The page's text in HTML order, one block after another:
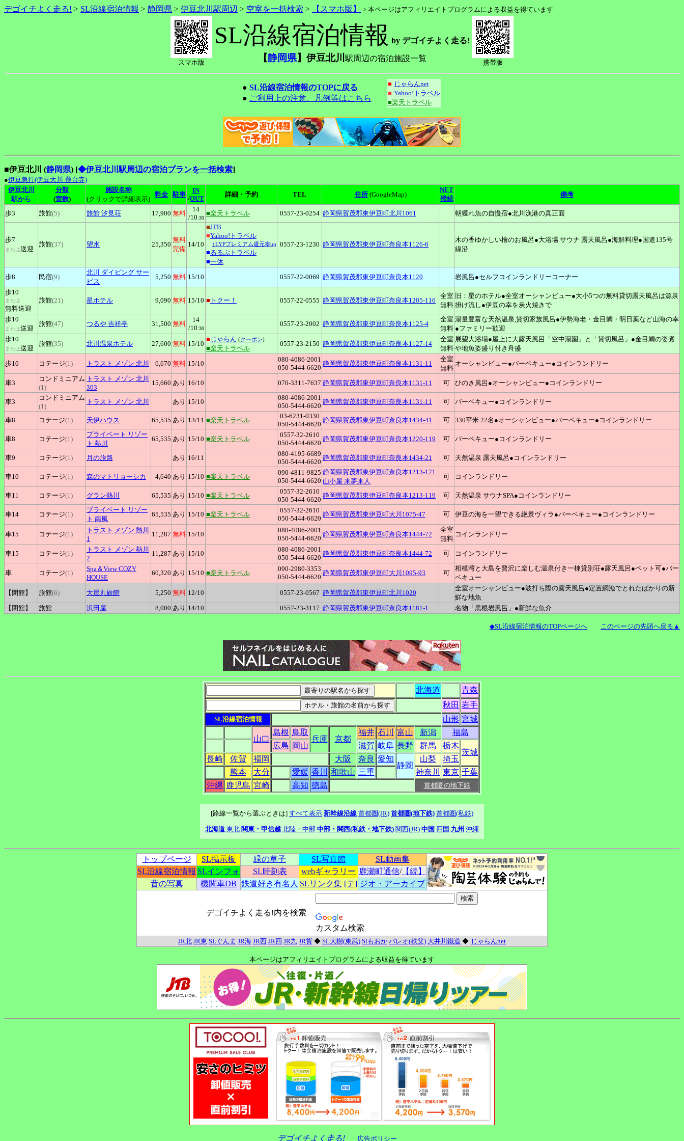
デゴイチよく走る! > SL沿線宿泊情報 > 静岡県 > 伊豆北川駅周辺 > 空室を一括検索 > 【スマホ版】 > 本ページはアフィリエイトプログラムによる収益を得ています
スマホ版
SL沿線宿泊情報 by デゴイチよく走る!
【静岡県】伊豆北川 駅周辺の宿泊施設一覧 携帯版
● SL沿線宿泊情報のTOPに戻る
● ご利用上の注意、凡例等はこちら
■ じゃらんnet
■ Yahoo!トラベル
■楽天トラベル
■伊豆北川 (静岡県) [◆伊豆北川駅周辺の宿泊プランを一括検索]
●伊豆急行(伊豆大川-蓮台寺)
伊豆北川
駅から
分類
(室数)
施設名称
(クリックで詳細表示)
料金 駐車
IN
/OUT
詳細・予約 TEL 住所(GoogleMap)
NET
接続
備考
歩3 旅館(5) 旅館 汐見荘 17,900 無料
14
/10:30
■楽天トラベル 0557-23-0254 静岡県賀茂郡東伊豆町北川1061 朝獲れ魚の自慢宿●北川漁港の真正面
歩7
または送迎
旅館(37) 望水 25,350
無料
完備
14/10
■JTB
■Yahoo!トラベル
↑LYPプレミアム還元率up
■るるぶトラベル
■一休
0557-23-1230 静岡県賀茂郡東伊豆町奈良本1126-6
木の香ゆかしい檜のお風呂●大浴場 サウナ 露天風呂●海鮮料理●国道135号
線沿
歩8 民宿(9)
北川 ダイビング サー
ビス
5,250 無料 15/10 0557-22-0069 静岡県賀茂郡東伊豆町奈良本1120
岩風呂●セルフコインランドリーコーナー
歩10
または
無料送迎
旅館(21) 星ホテル 9,090 無料 15/10 ■ トクー！ 0557-22-0555 静岡県賀茂郡東伊豆町奈良本1205-116
全室
無料
旧：星のホテル●全室オーシャンビュー●大小5つの無料貸切露天風呂は源泉
掛け流し●伊豆の幸を炭火焼きで
歩10
または送迎
旅館(47) つるや 吉祥亭 31,500 無料
14
/10:30
0557-23-2002 静岡県賀茂郡東伊豆町奈良本1125-4
全室
無料
湯量豊富な天然温泉,貸切家族風呂●伊勢海老・金目鯛・明日葉など山海の幸
●ファミリー歓迎
歩10
または送迎
旅館(35) 北川温泉ホテル 27,600 無料 15/10
■ じゃらん (クーポン)
■楽天トラベル
0557-23-2150 静岡県賀茂郡東伊豆町奈良本1127-14
全室
無料
展望大浴場●屋上に大露天風呂「空中湯園」と「貸切風呂」●金目鯛の姿煮
や地魚姿盛り付き舟盛
歩10
コテージ(1) トラスト メゾン 北川 6,670 無料 15/10
080-4086-2001
050-5444-6620
静岡県賀茂郡東伊豆町奈良本1131-11
全室
無料
オーシャンビュー●バーベキュー●コインランドリー
車3
コンドミニアム
(1)
トラスト メゾン 北川
303
15,660 あり 16/10 070-3311-7637 静岡県賀茂郡東伊豆町奈良本1131-11 可 ひのき風呂●オーシャンビュー●コインランドリー
車3
コンドミニアム
(1)
トラスト メゾン 北川 あり 15/10
080-4086-2001
050-5444-6620
静岡県賀茂郡東伊豆町奈良本1131-11 可 バーベキュー●コインランドリー
車8 コテージ(1) 天伊ハウス 65,535 あり 13/11 ■楽天トラベル
03-6231-0330
050-5444-6620
静岡県賀茂郡東伊豆町奈良本1434-41 可 330平米 22名●オーシャンビュー●バーベキュー●コインランドリー
車8 コテージ(1)
プライベート リゾー
ト 熱川
65,535 あり 15/10 ■楽天トラベル
0557-32-2610
050-5444-6620
静岡県賀茂郡東伊豆町奈良本1220-119 可 バーベキュー●コインランドリー
車9 コテージ(1) 月の旅路 あり 16/11
080-4195-6689
050-5444-6620
静岡県賀茂郡東伊豆町奈良本1434-21 可 天然温泉 露天風呂●コインランドリー
車10 コテージ(1) 森のマトリョーシカ 4,640 あり 15/10 ■楽天トラベル
090-4811-9825
050-5444-6620
静岡県賀茂郡東伊豆町奈良本1213-171
山小屋 来夢来人
可 コインランドリー
車11 コテージ(1) グラン熱川 65,535 あり 15/10 ■楽天トラベル
0557-32-2610
050-5444-6620
静岡県賀茂郡東伊豆町奈良本1213-119 可 天然温泉 サウナSPA●コインランドリー
車14 コテージ(1)
プライベート リゾー
ト 南風
65,535 あり 15/10 ■楽天トラベル
0557-32-2610
050-5444-6620
静岡県賀茂郡東伊豆町大川1075-47 可 伊豆の海を一望できる絶景ヴィラ●バーベキュー●コインランドリー
車15 コテージ(1)
トラスト メゾン 熱川
1
11,287 無料 15/10
080-4086-2001
050-5444-6620
静岡県賀茂郡東伊豆町奈良本1444-72
全室
無料
コインランドリー
車15 コテージ(1)
トラスト メゾン 熱川
2
11,287 あり 15/10
080-4086-2001
050-5444-6620
静岡県賀茂郡東伊豆町奈良本1444-72 可 コインランドリー
車 コテージ(1)
Spa＆ViewCOZY
HOUSE
60,320 あり 15/10 ■楽天トラベル
090-2980-3353
050-5444-6620
静岡県賀茂郡東伊豆町大川1095-93 可
相模湾と大島を贅沢に楽しむ温泉付き一棟貸別荘●露天風呂●ペット可●バー
ベキュー
【閉館】
旅館(6) 大屋丸旅館 5,250 無料 12/10 0557-23-0567 静岡県賀茂郡東伊豆町北川1020
全室オーシャンビュー●波打ち際の露天風呂●定置網漁でとれたばかりの新
鮮な地魚
【閉館】
旅館 浜田屋 8,000 あり 14/10 0557-23-3117 静岡県賀茂郡東伊豆町奈良本1181-1 名物「黒根岩風呂」●新鮮な魚介
◆SL沿線宿泊情報のTOPページへ このページの先頭へ戻る▲
北海道
青森
秋田 岩手
SL沿線宿泊情報 山形 宮城
山口
島根 鳥取
兵庫 京都
福井 石川 富山 新潟
福島
広島 岡山 滋賀 岐阜 長野 群馬 栃木
茨城
長崎 佐賀 福岡 大阪 奈良 愛知
静岡
山梨
埼玉
熊本
大分 愛媛 香川 和歌山 三重 神奈川 東京 千葉
沖縄 鹿児島 宮崎 高知 徳島 首都圏の地下鉄
[路線一覧から選ぶときは] すべて表示 新幹線沿線 首都圏(JR) 首都圏(地下鉄) 首都圏(私鉄)
北海道 東北 関東・甲信越 北陸・中部 中部・関西(私鉄・地下鉄) 関西(JR) 中国 四国 九州 沖縄
トップページ SL掲示板 緑の草子 SL写真館
SL動画集
SL沿線宿泊情報 SLインフォ SL時刻表 webギャラリー 鹿瀬町通信/【続】
昔の写真
機関車DB 鉄道好き有名人 SLリンク集 [テ] ジオ・アーカイブ
デゴイチよく走る!内を検索
カスタム検索
JR北 JR東 SLぐんま JR海 JR西 JR四 JR九 JR貨 ◆ SL大樹(東武) Slもおか パレオ(秩父) 大井川鐵道 ◆ じゃらんnet
本ページはアフィリエイトプログラムによる収益を得ています
デゴイチよく走る! 広告ポリシー